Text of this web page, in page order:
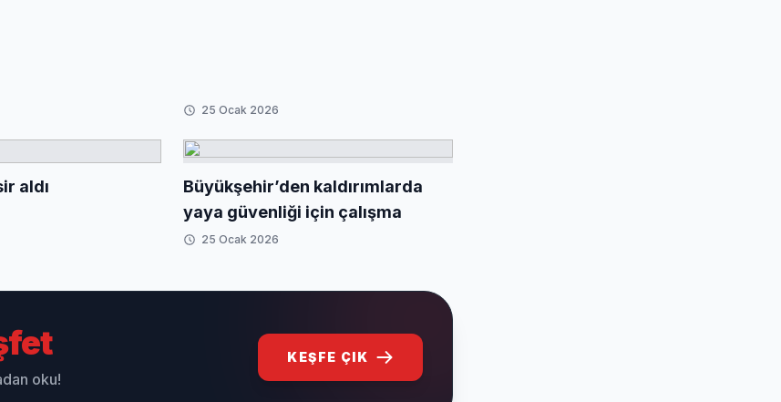
25 Ocak 2026
aldı
Büyükşehir’den kaldırımlarda
yaya güvenliği için çalışma
25 Ocak 2026
oku!
KEŞFE ÇIK